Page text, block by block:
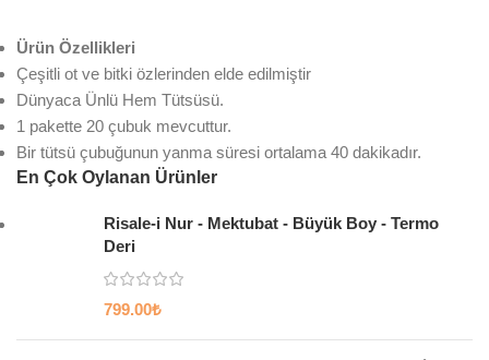
Ürün Özellikleri
Çeşitli ot ve bitki özlerinden elde edilmiştir
Dünyaca Ünlü Hem Tütsüsü.
1 pakette 20 çubuk mevcuttur.
Bir tütsü çubuğunun yanma süresi ortalama 40 dakikadır.
En Çok Oylanan Ürünler
Risale-i Nur - Mektubat - Büyük Boy - Termo
Deri
799.00₺